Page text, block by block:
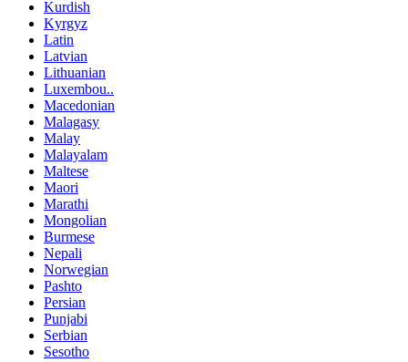
Kurdish
Kyrgyz
Latin
Latvian
Lithuanian
Luxembou..
Macedonian
Malagasy
Malay
Malayalam
Maltese
Maori
Marathi
Mongolian
Burmese
Nepali
Norwegian
Pashto
Persian
Punjabi
Serbian
Sesotho